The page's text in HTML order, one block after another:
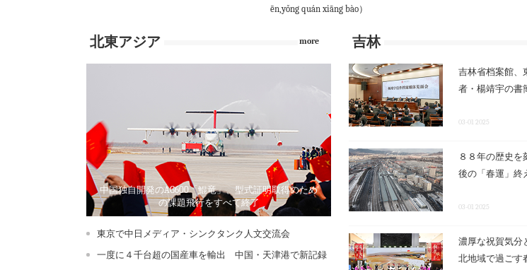
ēn,yǒng quán xiāng bào）
北東アジア more
中国独自開発のAG600「鯤竜」、型式証明取得のため
の課題飛行をすべて終了
東京で中日メディア・シンクタンク人文交流会
一度に４千台超の国産車を輸出 中国・天津港で新記録
吉林
吉林省档案館、
者・楊靖宇の書
03-01 2025
８８年の歴史を
後の「春運」
03-01 2025
濃厚な祝賀気分
北地域で過ごす